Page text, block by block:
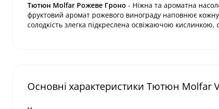
Тютюн Molfar Рожеве Гроно - Ніжна та ароматна
фруктовий аромат рожевого винограду наповнює кожну
солодкість злегка підкреслена освіжаючою
Основні характеристики Тютюн Molfar